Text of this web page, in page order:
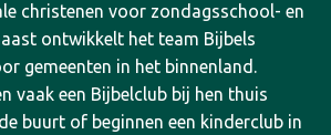
christenen voor zondagsschool- en
ontwikkelt het team Bijbels
gemeenten in het binnenland.
vaak een Bijbelclub bij hen thuis
buurt of beginnen een kinderclub in